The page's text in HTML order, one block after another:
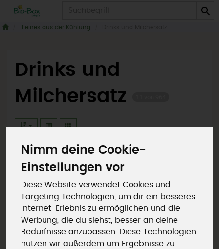
Nimm deine Cookie-
Einstellungen vor
Diese Website verwendet Cookies und
Targeting Technologien, um dir ein besseres
Internet-Erlebnis zu ermöglichen und die
Werbung, die du siehst, besser an deine
Bedürfnisse anzupassen. Diese Technologien
nutzen wir außerdem um Ergebnisse zu
Feines aus der Kühlung
Drinks und
Milchersatz
Hersteller Ernährung
Allergene